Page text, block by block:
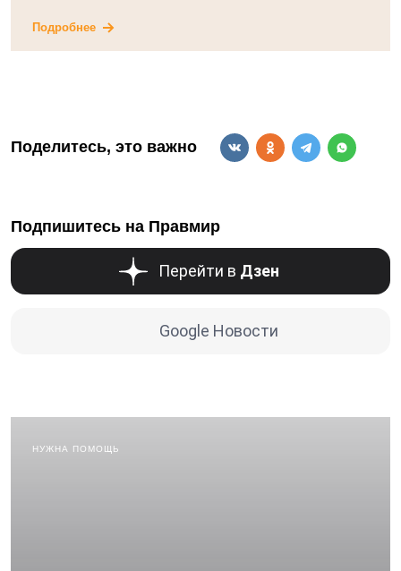
Подробнее
Поделитесь, это важно
Подпишитесь на Правмир
Перейти в Дзен
Google Новости
НУЖНА ПОМОЩЬ